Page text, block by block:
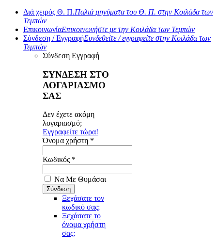
Διά χειρός Θ. Π.Παλιά μηνύματα του Θ. Π. στην Κοιλάδα των
Τεμπών
ΕπικοινωνίαΕπικοινωνήστε με την Κοιλάδα των Τεμπών
Σύνδεση / ΕγγραφήΣυνδεθείτε / εγγραφείτε στην Κοιλάδα των
Τεμπών
Σύνδεση Εγγραφή
ΣΥΝΔΕΣΗ ΣΤΟ
ΛΟΓΑΡΙΑΣΜΟ
ΣΑΣ
Δεν έχετε ακόμη
λογαριασμό;
Εγγραφείτε τώρα!
Όνομα χρήστη *
Κωδικός *
Να Με Θυμάσαι
Ξεχάσατε τον
κωδικό σας;
Ξεχάσατε το
όνομα χρήστη
σας;